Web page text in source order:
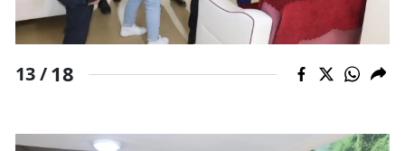
13 /18